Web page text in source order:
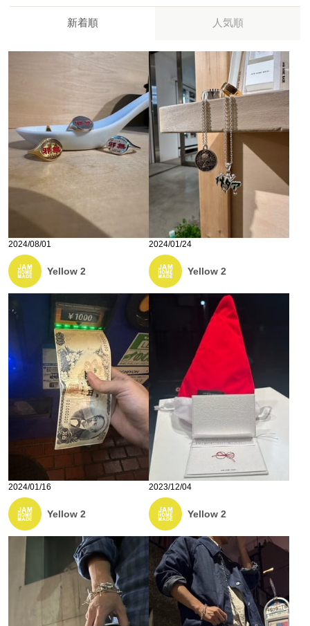
新着順 人気順
2024/08/01
Yellow 2
2024/01/24
Yellow 2
2024/01/16
Yellow 2
2023/12/04
Yellow 2